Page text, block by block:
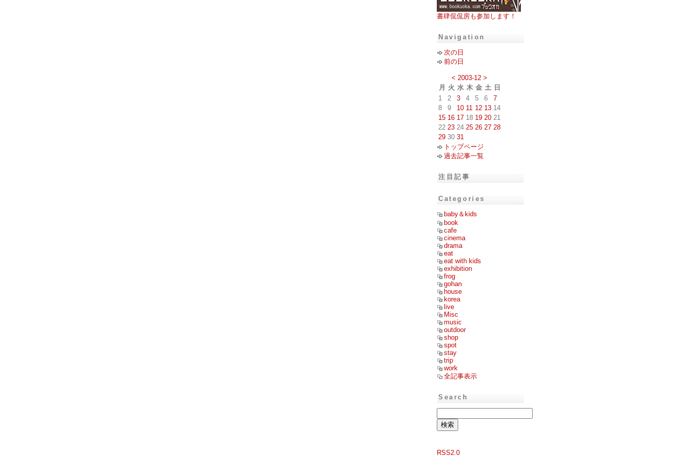
書肆侃侃房も参加します！
Navigation
次の日
前の日
< 2003-12 >
月
火 水 木 金 土 日
1
2 3 4 5 6
7
8
9 10 11 12 13 14
15 16 17 18 19 20 21
22 23 24 25 26 27 28
29 30 31
トップページ
過去記事一覧
注目記事
Categories
baby＆kids
book
cafe
cinema
drama
eat
eat with kids
exhibition
frog
gohan
house
korea
live
Misc
music
outdoor
shop
spot
stay
trip
work
全記事表示
Search
RSS2.0